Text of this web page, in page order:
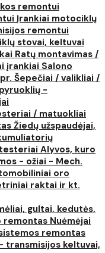
remontui
Įrankiai motociklų
remontui
stovai, keltuvai
Ratų montavimas /
įrankiai Salono
Šepečiai / valikliai /
-
/ matuokliai
Žiedų užspaudėjai,
Alyvos, kuro
- ožiai - Mech.
oro
raktai ir kt.
gultai, kedutės,
remontas Nuėmėjai
remontas
transmisijos keltuvai,